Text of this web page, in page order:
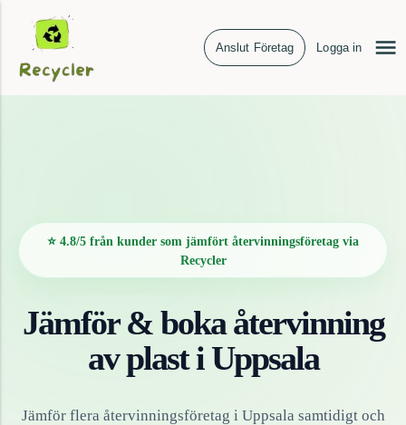
Anslut Företag Logga in
⭐ 4.8/5 från kunder som jämfört återvinningsföretag via
Recycler
Jämför & boka återvinning
avplastiUppsala
Jämför flera återvinningsföretag i Uppsala samtidigt och